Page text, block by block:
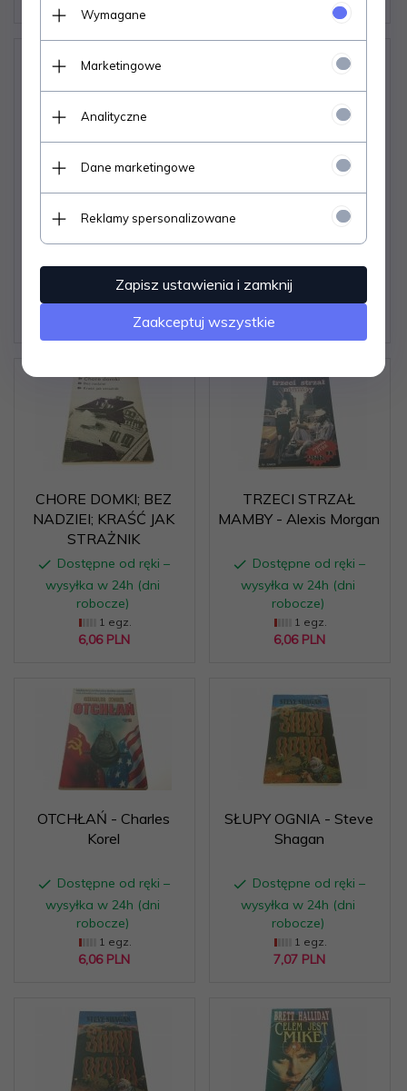
WIĘZY - DOUGLAS
SCOTT
Dostępne od ręki –
wysyłka w 24h (dni
robocze)
1 egz.
DOLARÓW - Len
Dostępne od ręki –
wysyłka w 24h (dni
robocze)
1 egz.
7,
CHORE DOMKI; BEZ
NADZIEI; KRAŚĆ JAK
STRAŻNIK
Dostępne od ręki –
wysyłka w 24h (dni
robocze)
1 egz.
6,06 PLN
TRZECI STRZAŁ
MAMBY - Alexis Morgan
Dostępne od ręki –
wysyłka w 24h (dni
robocze)
1 egz.
6,06 PLN
OTCHŁAŃ - Charles
Korel
Dostępne od ręki –
wysyłka w 24h (dni
robocze)
1 egz.
6,06 PLN
SŁUPY OGNIA - Steve
Shagan
Dostępne od ręki –
wysyłka w 24h (dni
robocze)
1 egz.
7,07 PLN
Wymagane
Marketingowe
Analityczne
Dane marketingowe
Reklamy spersonalizowane
Zapisz ustawienia i zamknij
Zaakceptuj wszystkie